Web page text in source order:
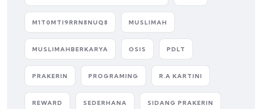
M1T0MTI9RRN8NUQ8 MUSLIMAH
MUSLIMAHBERKARYA OSIS PDLT
PRAKERIN PROGRAMING R.A KARTINI
REWARD SEDERHANA SIDANG PRAKERIN